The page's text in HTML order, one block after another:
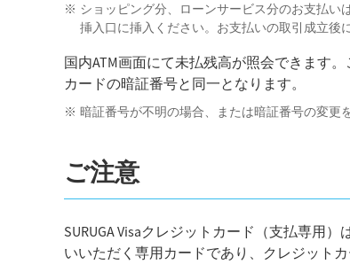
ショッピング分、ローンサービス分のお支払い
挿入口に挿入ください。お支払いの取引成立後
国内ATM画面にて未払残高が照会できます
カードの暗証番号と同一となります。
暗証番号が不明の場合、または暗証番号の変更
ご注意
SURUGA Visaクレジットカード（支払専用
いいただく専用カードであり、クレジット